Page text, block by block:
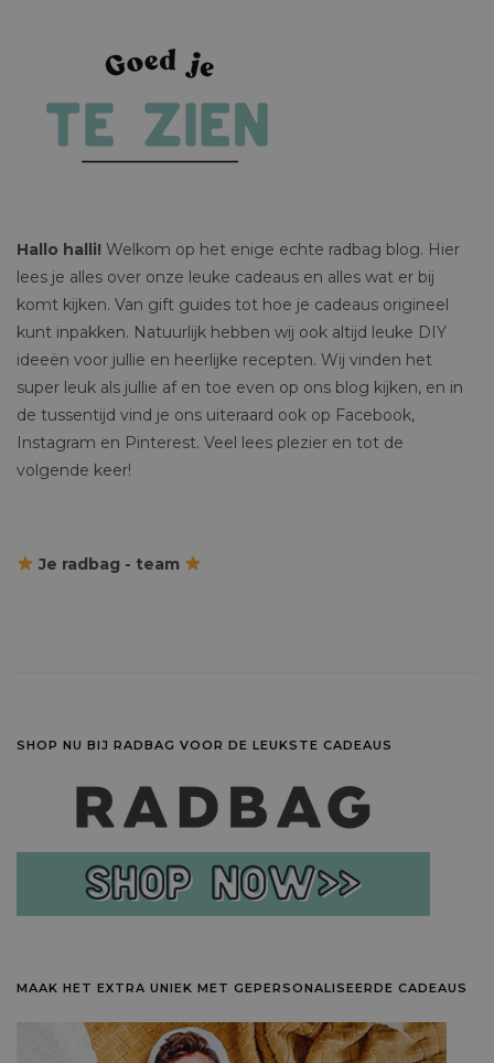
Hallo halli! Welkom op het enige echte radbag blog. Hier
lees je alles over onze leuke cadeaus en alles wat er bij
komt kijken. Van gift guides tot hoe je cadeaus origineel
kunt inpakken. Natuurlijk hebben wij ook altijd leuke DIY
ideeën voor jullie en heerlijke recepten. Wij vinden het
super leuk als jullie af en toe even op ons blog kijken, en in
de tussentijd vind je ons uiteraard ook op Facebook,
Instagram en Pinterest. Veel lees plezier en tot de
volgende keer!
Je radbag - team
SHOP NU BIJ RADBAG VOOR DE LEUKSTE CADEAUS
MAAK HET EXTRA UNIEK MET GEPERSONALISEERDE CADEAUS